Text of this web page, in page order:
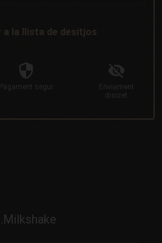
a la llista de desitjos
Pagament segur
Enviament
discret